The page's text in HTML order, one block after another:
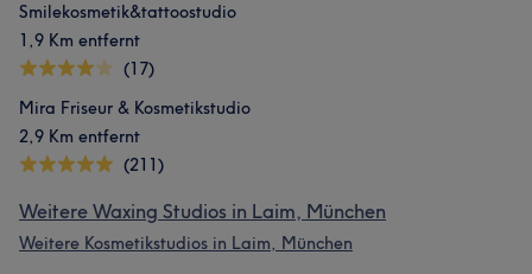
Smilekosmetik&tattoostudio
1,9 Km entfernt
(17)
Mira Friseur & Kosmetikstudio
2,9 Km entfernt
(211)
Weitere Waxing Studios in Laim, München
Weitere Kosmetikstudios in Laim, München